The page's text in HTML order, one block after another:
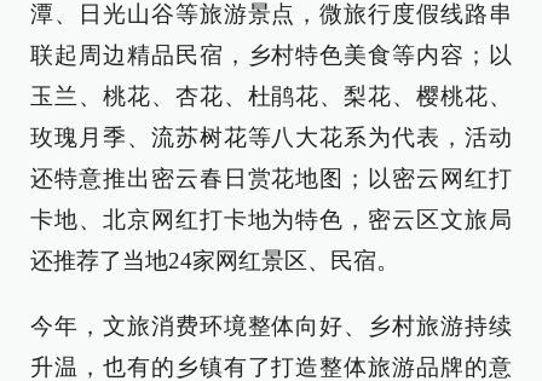
潭、日光山谷等旅游景点，微旅行度假线路串
联起周边精品民宿，乡村特色美食等内容；以
玉兰、桃花、杏花、杜鹃花、梨花、樱桃花、
玫瑰月季、流苏树花等八大花系为代表，活动
还特意推出密云春日赏花地图；以密云网红打
卡地、北京网红打卡地为特色，密云区文旅局
还推荐了当地24家网红景区、民宿。
今年，文旅消费环境整体向好、乡村旅游持续
升温，也有的乡镇有了打造整体旅游品牌的意